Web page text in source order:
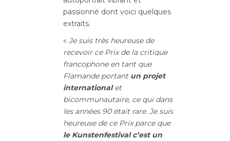
passionné dont voici quelques
extraits.
« Je suis très heureuse de
recevoir ce Prix de la critique
francophone en tant que
Flamande portant un projet
internationalet
bicommunautaire, ce qui dans
les années 90 était rare. Je suis
heureuse de ce Prix parce que
le Kunstenfestival c’est un